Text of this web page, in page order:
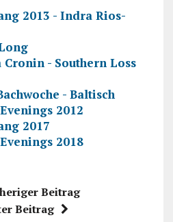
2013 - Indra Rios-
Cronin - Southern Loss
- Baltisch
2012
2017
2018
Beitrag
Beitrag